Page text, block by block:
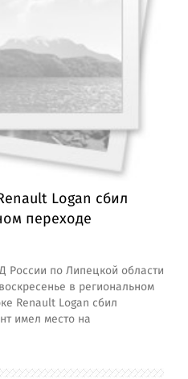
Logan сбил
переходе
России по Липецкой области
в региональном
Renault Logan сбил
имел место на